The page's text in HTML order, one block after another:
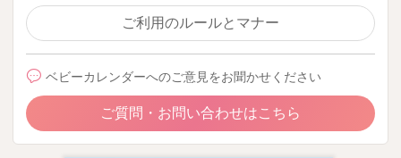
ご利用のルールとマナー
ベビーカレンダーへのご意見をお聞かせください
ご質問・お問い合わせはこちら